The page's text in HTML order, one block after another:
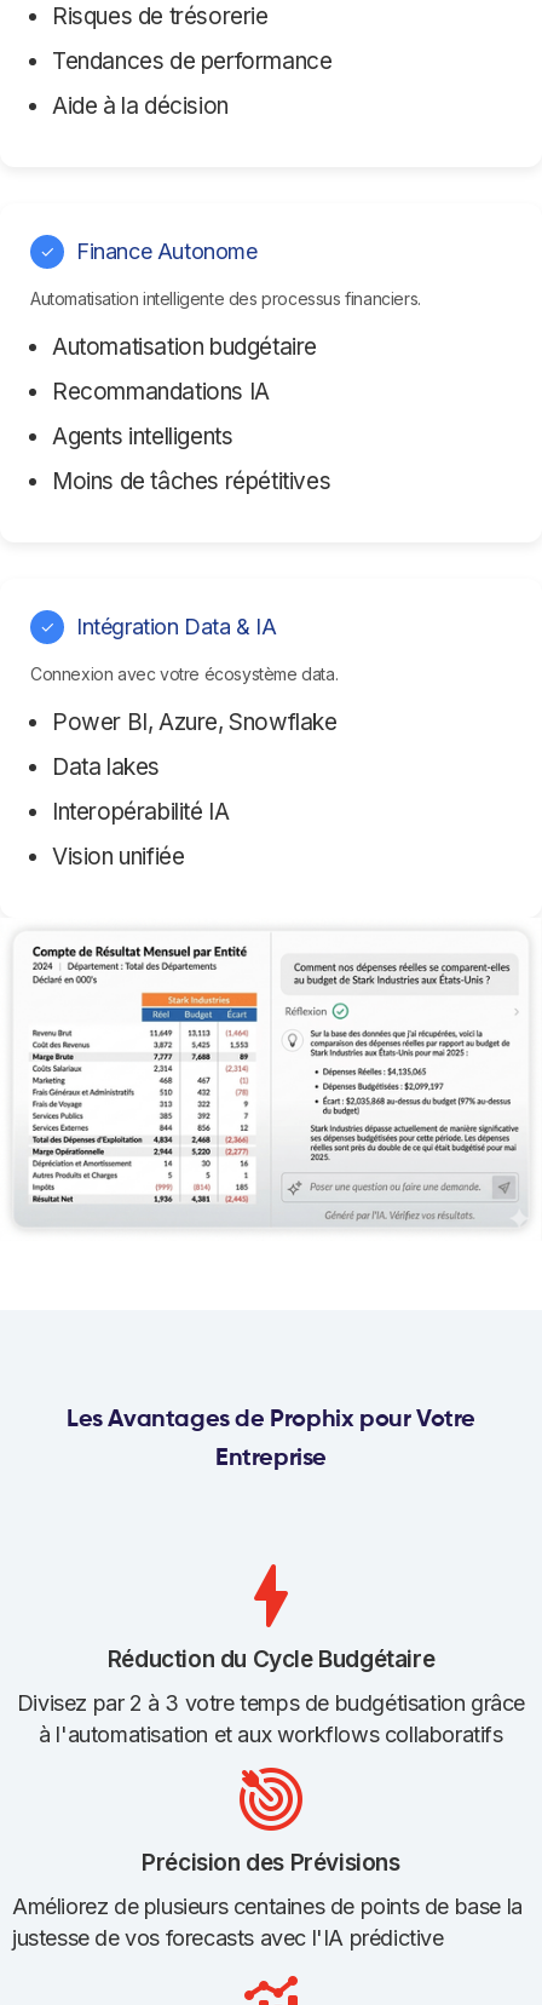
Risques de trésorerie
Tendances de performance
Aide à la décision
✓ Finance Autonome
Automatisation intelligente des processus financiers.
Automatisation budgétaire
Recommandations IA
Agents intelligents
Moins de tâches répétitives
✓ Intégration Data & IA
Connexion avec votre écosystème data.
Power BI, Azure, Snowflake
Data lakes
Interopérabilité IA
Vision unifiée
Les Avantages de Prophix pour Votre
Entreprise
Réduction du Cycle Budgétaire
Divisez par 2 à 3 votre temps de budgétisation grâce
à l'automatisation et aux workflows collaboratifs
Précision des Prévisions
Améliorez de plusieurs centaines de points de base la
justesse de vos forecasts avec l'IA prédictive